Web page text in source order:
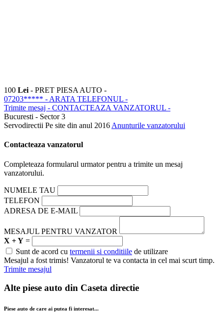
100 Lei - PRET PIESA AUTO -
07203***** - ARATA TELEFONUL -
Trimite mesaj - CONTACTEAZA VANZATORUL -
Bucuresti - Sector 3
Servodirectii Pe site din anul 2016 Anunturile vanzatorului
Contacteaza vanzatorul
Completeaza formularul urmator pentru a trimite un mesaj
vanzatorului.
NUMELE TAU
TELEFON
ADRESA DE E-MAIL
MESAJUL PENTRU VANZATOR
X + Y =
Sunt de acord cu termenii si conditiile de utilizare
Mesajul a fost trimis! Vanzatorul te va contacta in cel mai scurt timp.
Trimite mesajul
Alte piese auto din Caseta directie
Piese auto de care ai putea fi interesat...